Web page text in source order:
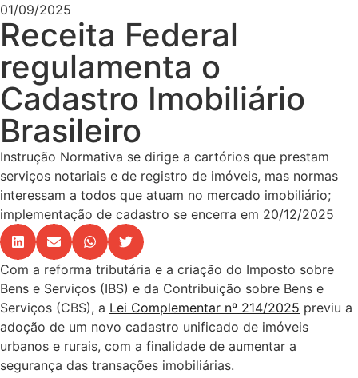
01/09/2025
Receita Federal
regulamenta o
Cadastro Imobiliário
Brasileiro
Instrução Normativa se dirige a cartórios que prestam
serviços notariais e de registro de imóveis, mas normas
interessam a todos que atuam no mercado imobiliário;
implementação de cadastro se encerra em 20/12/2025
Com a reforma tributária e a criação do Imposto sobre
Bens e Serviços (IBS) e da Contribuição sobre Bens e
Serviços (CBS), a Lei Complementar nº 214/2025 previu a
adoção de um novo cadastro unificado de imóveis
urbanos e rurais, com a finalidade de aumentar a
segurança das transações imobiliárias.